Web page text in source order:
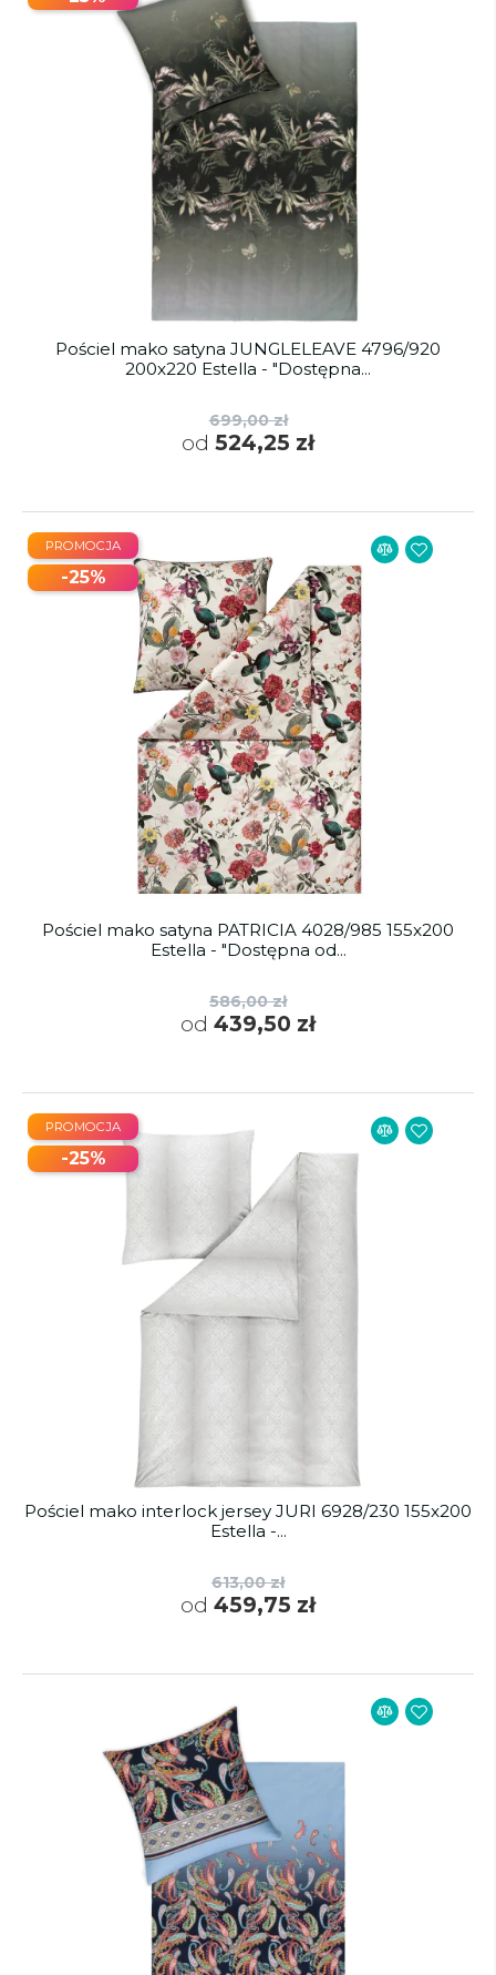
Pościel mako satyna JUNGLELEAVE 4796/920
200x220 Estella - "Dostępna...
699,00 zł
od 524,25 zł
Pościel mako satyna PATRICIA 4028/985 155x200
Estella - "Dostępna od...
586,00 zł
od 439,50 zł
PROMOCJA
-25%
Pościel mako interlock jersey JURI 6928/230 155x200
Estella -...
613,00 zł
od 459,75 zł
PROMOCJA
-25%